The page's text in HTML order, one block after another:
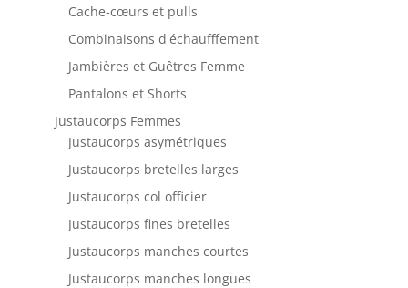
Cache-cœurs et pulls
Combinaisons d'échaufffement
Jambières et Guêtres Femme
Pantalons et Shorts
Justaucorps Femmes
Justaucorps asymétriques
Justaucorps bretelles larges
Justaucorps col officier
Justaucorps fines bretelles
Justaucorps manches courtes
Justaucorps manches longues